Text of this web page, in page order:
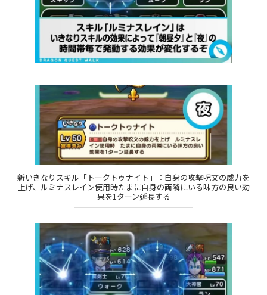
新いきなりスキル「トークトゥナイト」：自身の攻撃呪文の威力を
上げ、ルミナスレイン使用時たまに自身の両隣にいる味方の良い効
果を1ターン延長する